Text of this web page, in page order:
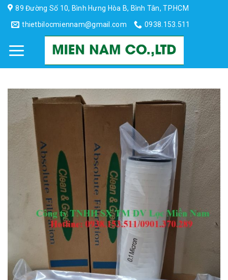
Skip
content
89 Đường Số 10, Bình Hưng Hòa B, Bình Tân, TP.HCM
thietbilocmiennam@gmail.com
0938.153.511